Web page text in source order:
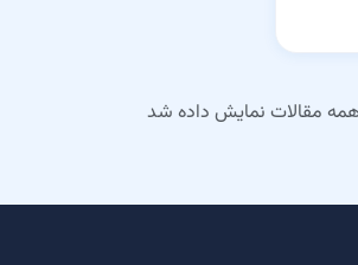
مقالات نمایش داده شد